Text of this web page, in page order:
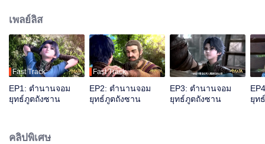
พลังวิญญาณ ซึ่งเป็นโลกที่ไม่มีเวทมนตร์ ไม่มีวิชาการต่อสู้ แต่กลับมีพลังแห่งจิต
วิญญาณที่น่าประหลาด โดยในโลกนี้ผู้คนต่อสู้กันโดยใช้สิ่งที่เรียกว่าพลังวิญญาณ
ถังซานจะใช้ชีวิตในโลกใบนี้ต่อไปอย่างไร การผจญภัยได้เริ่มขึ้นแล้ว.....
เพลย์ลิส
Fast Track
EP1: ตำนานจอม
ยุทธ์ภูตถังซาน
Fast Track
EP2: ตำนานจอม
ยุทธ์ภูตถังซาน
EP3: ตำนานจอม
ยุทธ์ภูตถังซาน
ยุท
คลิปพิเศษ